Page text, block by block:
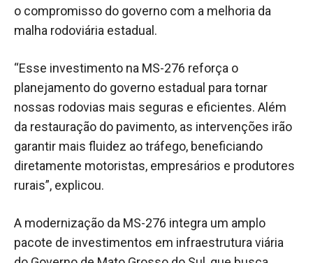
o compromisso do governo com a melhoria da
malha rodoviária estadual.
“Esse investimento na MS-276 reforça o
planejamento do governo estadual para tornar
nossas rodovias mais seguras e eficientes. Além
da restauração do pavimento, as intervenções irão
garantir mais fluidez ao tráfego, beneficiando
diretamente motoristas, empresários e produtores
rurais”, explicou.
A modernização da MS-276 integra um amplo
pacote de investimentos em infraestrutura viária